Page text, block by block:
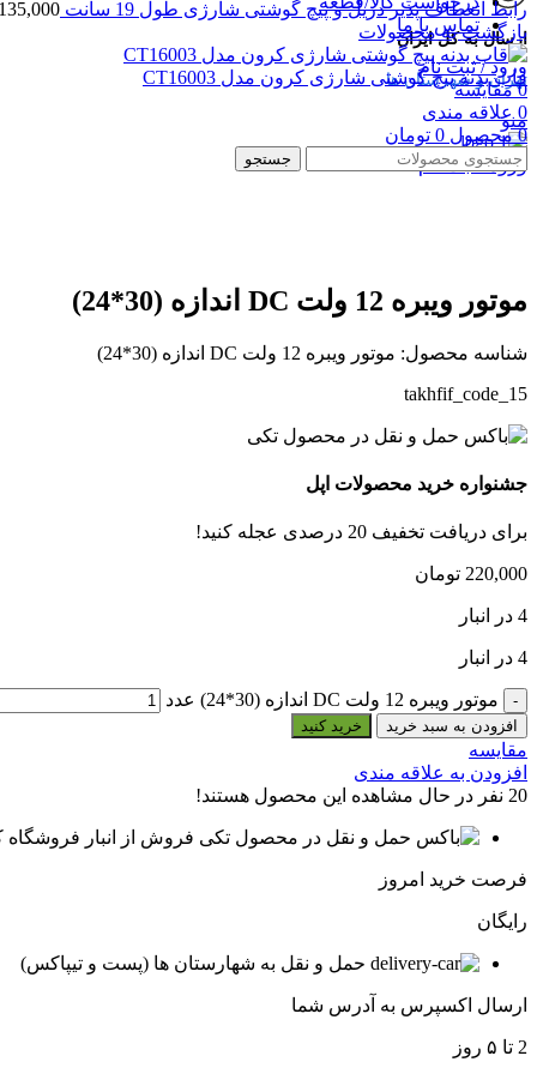
ارسال به کل ایران
تهران و شهرستان ها
منو
ورود / ثبت نام
تماس با ما
ورود / ثبت نام
0 مقایسه
0 علاقه مندی
0 محصول 0 تومان
جستجو
رابط انعطاف پذیر دریل و پیچ گوشتی شارژی طول 19 سانت 135,000
بازگشت به محصولات
قاب بدنه پیچ گوشتی شارژی کرون مدل CT16003
موتور ویبره 12 ولت DC اندازه (30*24)
شناسه محصول: موتور ویبره 12 ولت DC اندازه (30*24)
takhfif_code_15
جشنواره خرید محصولات اپل
برای دریافت تخفیف 20 درصدی عجله کنید!
220,000 تومان
4 در انبار
4 در انبار
موتور ویبره 12 ولت DC اندازه (30*24) عدد
افزودن به سبد خرید خرید کنید
مقایسه
افزودن به علاقه مندی
20 نفر در حال مشاهده این محصول هستند!
فروش از انبار فروشگاه
فرصت خرید امروز
رایگان
حمل و نقل به شهارستان ها (پست و تیپاکس)
ارسال اکسپرس به آدرس شما
2 تا ۵ روز